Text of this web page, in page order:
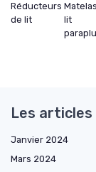
Réducteurs
de lit
Matelas
lit
Les
Janvier 2024
Mars 2024